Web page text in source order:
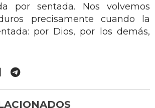
por sentada. Nos volvemos
precisamente cuando la
por Dios, por los demás,